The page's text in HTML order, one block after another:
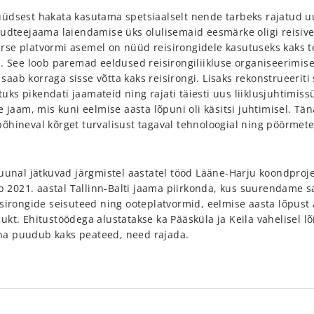
hakata kasutama spetsiaalselt nende tarbeks rajatud
laiendamise üks olulisemaid eesmärke oligi
platvormi asemel on nüüd reisirongidele kasutuseks kaks
See loob paremad eeldused reisirongiliikluse
korraga sisse võtta kaks reisirongi. Lisaks rekonstrueeriti
pikendati jaamateid ning rajati täiesti uus
jaam, mis kuni eelmise aasta lõpuni oli käsitsi juhtimisel.
kõrget turvalisust tagaval tehnoloogial ning
jätkuvad järgmistel aastatel tööd Lääne-Harju
2021. aastal Tallinn-Balti jaama piirkonda, kus suurendame
seisuteed ning ooteplatvormid, eelmise aasta lõpust
Ehitustöödega alustatakse ka Pääsküla ja Keila vahelisel
puudub kaks peateed, need rajada.